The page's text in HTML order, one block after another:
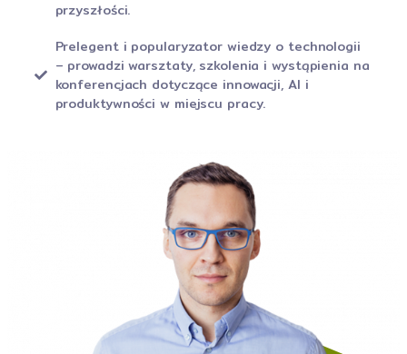
przyszłości.
Prelegent i popularyzator wiedzy o technologii
– prowadzi warsztaty, szkolenia i wystąpienia na
konferencjach dotyczące innowacji, AI i
produktywności w miejscu pracy.